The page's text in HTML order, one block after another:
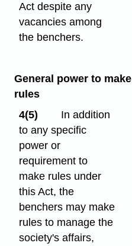
Act despite any
vacancies among
the benchers.
General power to make
rules
4(5)
In addition
to any specific
power or
requirement to
make rules under
this Act, the
benchers may make
rules to manage the
society's affairs,